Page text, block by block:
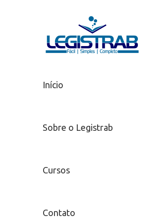
Início
Sobre o Legistrab
Cursos
Contato